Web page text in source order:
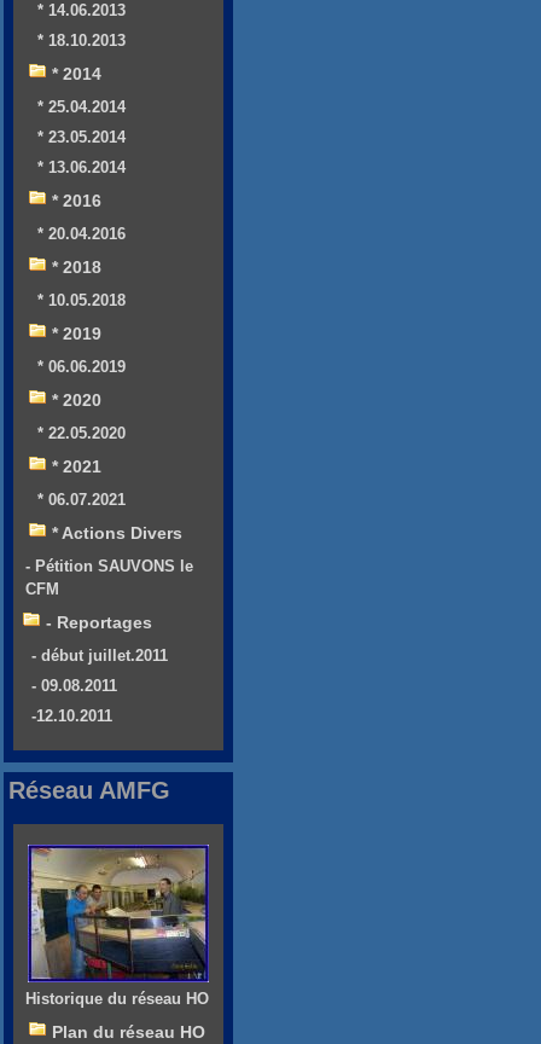
* 14.06.2013
* 18.10.2013
* 2014
* 25.04.2014
* 23.05.2014
* 13.06.2014
* 2016
* 20.04.2016
* 2018
* 10.05.2018
* 2019
* 06.06.2019
* 2020
* 22.05.2020
* 2021
* 06.07.2021
* Actions Divers
- Pétition SAUVONS le
CFM
- Reportages
- début juillet.2011
- 09.08.2011
-12.10.2011
Réseau AMFG
Historique du réseau HO
Plan du réseau HO